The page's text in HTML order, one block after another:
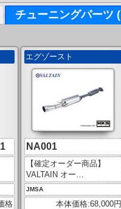
チューニングパーツ
格
エグゾースト
NA001
【確定オーダー商品】
VALTAIN オー…
JMSA
本体価格:68,000円